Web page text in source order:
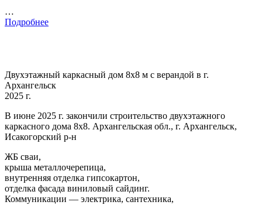
…
Подробнее
Двухэтажный каркасный дом 8х8 м с верандой в г.
Архангельск
2025 г.
В июне 2025 г. закончили строительство двухэтажного
каркасного дома 8х8. Архангельская обл., г. Архангельск,
Исакогорский р-н
ЖБ сваи,
крыша металлочерепица,
внутренняя отделка гипсокартон,
отделка фасада виниловый сайдинг.
Коммуникации — электрика, сантехника,